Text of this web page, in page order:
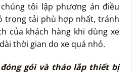
tôi lập phương án điều
trọng tải phù hợp nhất, tránh
của khách hàng khi dùng xe
thời gian do xe quá nhỏ.
gói và tháo lắp thiết bị